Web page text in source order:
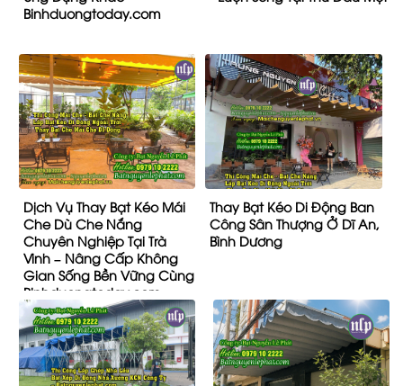
Binhduongtoday.com
Dịch Vụ Thay Bạt Kéo Mái
Che Dù Che Nắng
Chuyên Nghiệp Tại Trà
Vinh – Nâng Cấp Không
Gian Sống Bền Vững Cùng
Binhduongtoday.com
Thay Bạt Kéo Di Động Ban
Công Sân Thượng Ở Dĩ An,
Bình Dương